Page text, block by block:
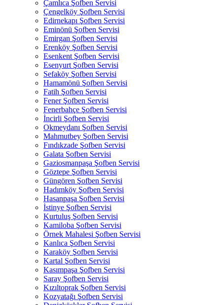
Çamlıca Şofben Servisi
Çengelköy Şofben Servisi
Edirnekapı Şofben Servisi
Eminönü Şofben Servisi
Emirgan Şofben Servisi
Erenköy Şofben Servisi
Esenkent Şofben Servisi
Esenyurt Şofben Servisi
Sefaköy Şofben Servisi
Hamamönü Şofben Servisi
Fatih Şofben Servisi
Fener Şofben Servisi
Fenerbahçe Şofben Servisi
İncirli Şofben Servisi
Okmeydanı Şofben Servisi
Mahmutbey Şofben Servisi
Fındıkzade Şofben Servisi
Galata Şofben Servisi
Gaziosmanpaşa Şofben Servisi
Göztepe Şofben Servisi
Güngören Şofben Servisi
Hadımköy Şofben Servisi
Hasanpaşa Şofben Servisi
İstinye Şofben Servisi
Kurtuluş Şofben Servisi
Kamiloba Şofben Servisi
Örnek Mahalesi Şofben Servisi
Kanlıca Şofben Servisi
Karaköy Şofben Servisi
Kartal Şofben Servisi
Kasımpaşa Şofben Servisi
Saray Şofben Servisi
Kızıltoprak Şofben Servisi
Kozyatağı Şofben Servisi